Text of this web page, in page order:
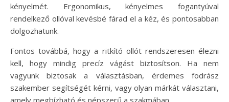
kényelmét. Ergonomikus, kényelmes fogantyúval
rendelkező ollóval kevésbé fárad el a kéz, és pontosabban
dolgozhatunk.
Fontos továbbá, hogy a ritkító ollót rendszeresen élezni
kell, hogy mindig precíz vágást biztosítson. Ha nem
vagyunk biztosak a választásban, érdemes fodrász
szakember segítségét kérni, vagy olyan márkát választani,
amely megbízható és népszerű a szakmában.